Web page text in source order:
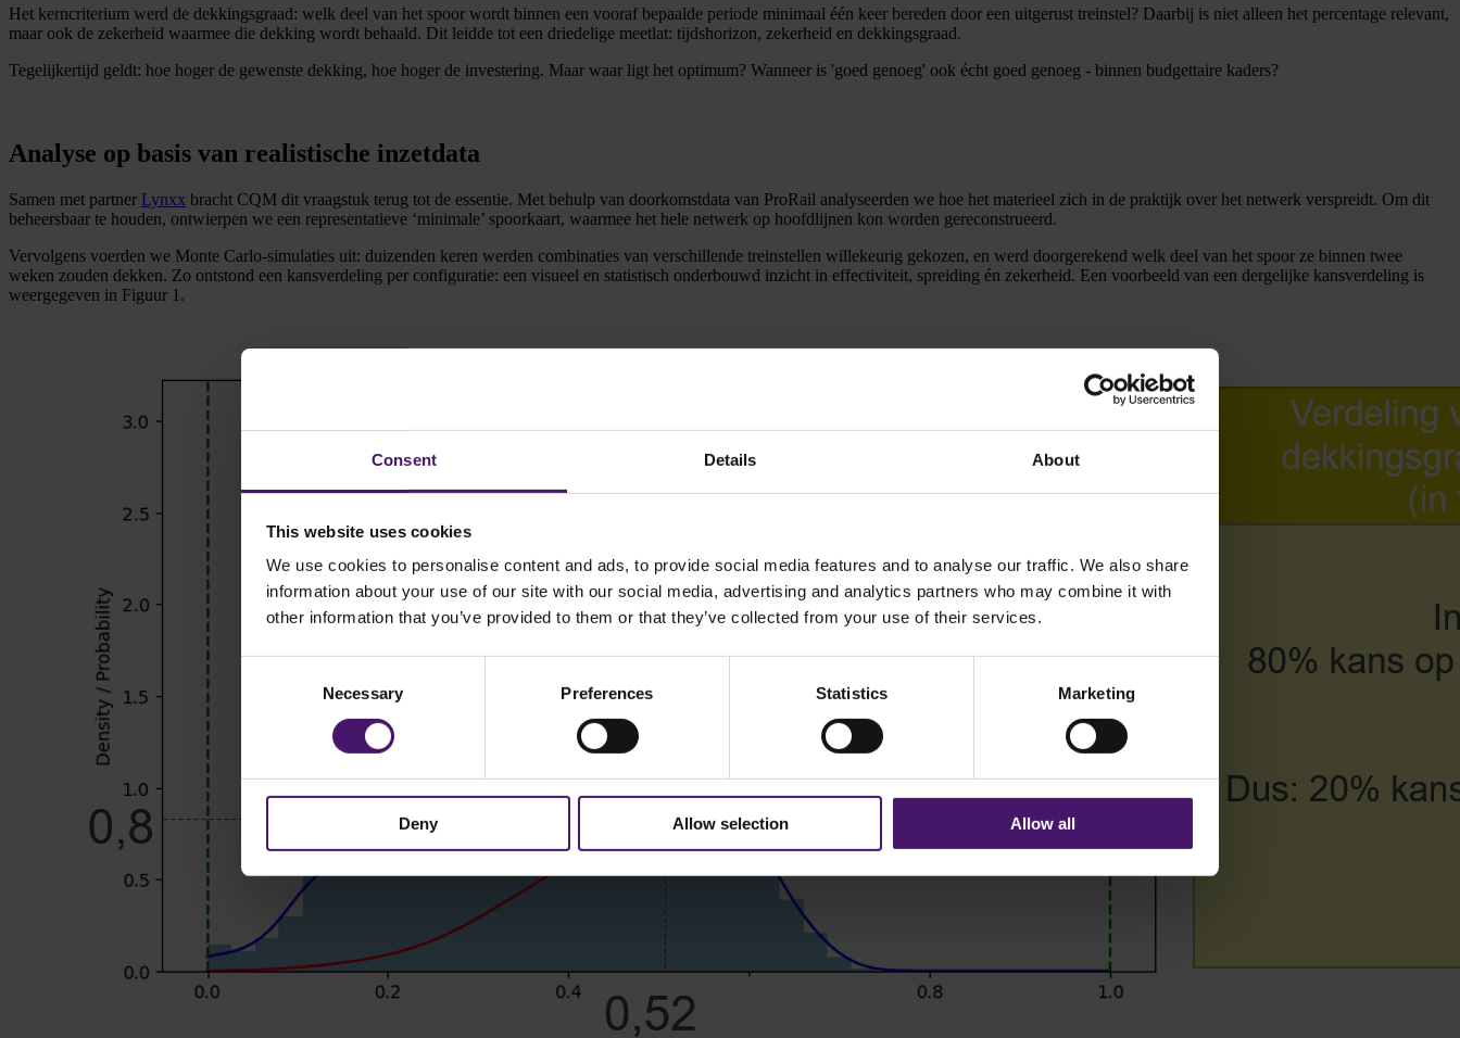
Consent Details About
This website uses cookies
We use cookies to personalise content and ads, to provide social media features and to analyse our traffic. We also share
information about your use of our site with our social media, advertising and analytics partners who may combine it with
other information that you’ve provided to them or that they’ve collected from your use of their services.
Necessary Preferences Statistics Marketing
Deny Allow selection Allow all
Het kerncriterium werd de dekkingsgraad: welk deel van het spoor wordt binnen een vooraf bepaalde periode minimaal één keer bereden door een uitgerust treinstel? Daarbij is niet alleen het percentage relevant,
maar ook de zekerheid waarmee die dekking wordt behaald. Dit leidde tot een driedelige meetlat: tijdshorizon, zekerheid en dekkingsgraad.
Tegelijkertijd geldt: hoe hoger de gewenste dekking, hoe hoger de investering. Maar waar ligt het optimum? Wanneer is 'goed genoeg' ook écht goed genoeg - binnen budgettaire kaders?
Analyse op basis van realistische inzetdata
Samen met partner Lynxx bracht CQM dit vraagstuk terug tot de essentie. Met behulp van doorkomstdata van ProRail analyseerden we hoe het materieel zich in de praktijk over het netwerk verspreidt. Om dit
beheersbaar te houden, ontwierpen we een representatieve ‘minimale’ spoorkaart, waarmee het hele netwerk op hoofdlijnen kon worden gereconstrueerd.
Vervolgens voerden we Monte Carlo-simulaties uit: duizenden keren werden combinaties van verschillende treinstellen willekeurig gekozen, en werd doorgerekend welk deel van het spoor ze binnen twee
weken zouden dekken. Zo ontstond een kansverdeling per configuratie: een visueel en statistisch onderbouwd inzicht in effectiviteit, spreiding én zekerheid. Een voorbeeld van een dergelijke kansverdeling is
weergegeven in Figuur 1.